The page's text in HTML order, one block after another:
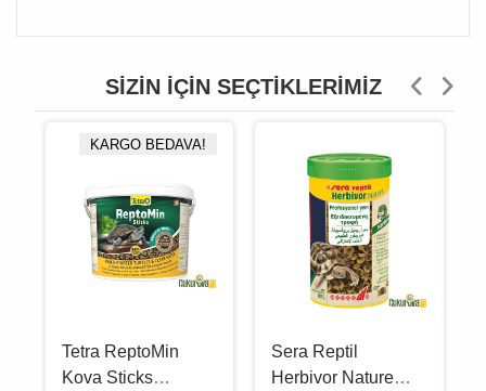
SIZIN İÇIN SEÇTIKLERIMIZ
KARGO BEDAVA!
Tetra ReptoMin
Kova Sticks
Sera Reptil
Herbivor Nature